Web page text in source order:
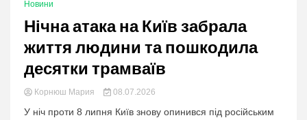
Новини
Нічна атака на Київ забрала
життя людини та пошкодила
десятки трамваїв
Корнюш Мария 08.07.2026
У ніч проти 8 липня Київ знову опинився під російським